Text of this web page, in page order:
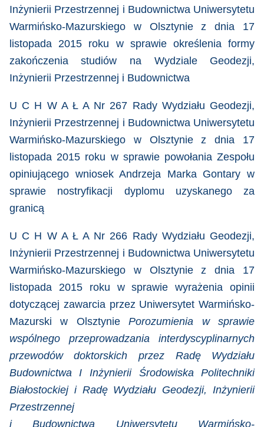
Inżynierii Przestrzennej i Budownictwa Uniwersytetu
Warmińsko-Mazurskiego w Olsztynie z dnia 17
listopada 2015 roku
w sprawie określenia formy
zakończenia studiów na Wydziale Geodezji,
Inżynierii Przestrzennej i Budownictwa
U C H W A Ł A Nr 267 Rady Wydziału Geodezji,
Inżynierii Przestrzennej i Budownictwa Uniwersytetu
Warmińsko-Mazurskiego w Olsztynie z dnia 17
listopada 2015 roku w sprawie powołania Zespołu
opiniującego wniosek Andrzeja Marka Gontary w
sprawie nostryfikacji dyplomu uzyskanego za
granicą
U C H W A Ł A Nr 266 Rady Wydziału Geodezji,
Inżynierii Przestrzennej i Budownictwa Uniwersytetu
Warmińsko-Mazurskiego w Olsztynie z dnia 17
listopada 2015 roku
w sprawie wyrażenia opinii
dotyczącej zawarcia przez Uniwersytet Warmińsko-
Mazurski w OlsztyniePorozumienia w sprawie
wspólnego przeprowadzania interdyscyplinarnych
przewodów doktorskich przez Radę Wydziału
Budownictwa I Inżynierii Środowiska Politechniki
Białostockiej i Radę Wydziału Geodezji, Inżynierii
Przestrzennej
i Budownictwa Uniwersytetu Warmińsko-